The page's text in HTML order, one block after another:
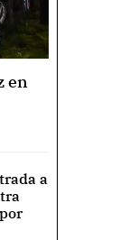
en
a